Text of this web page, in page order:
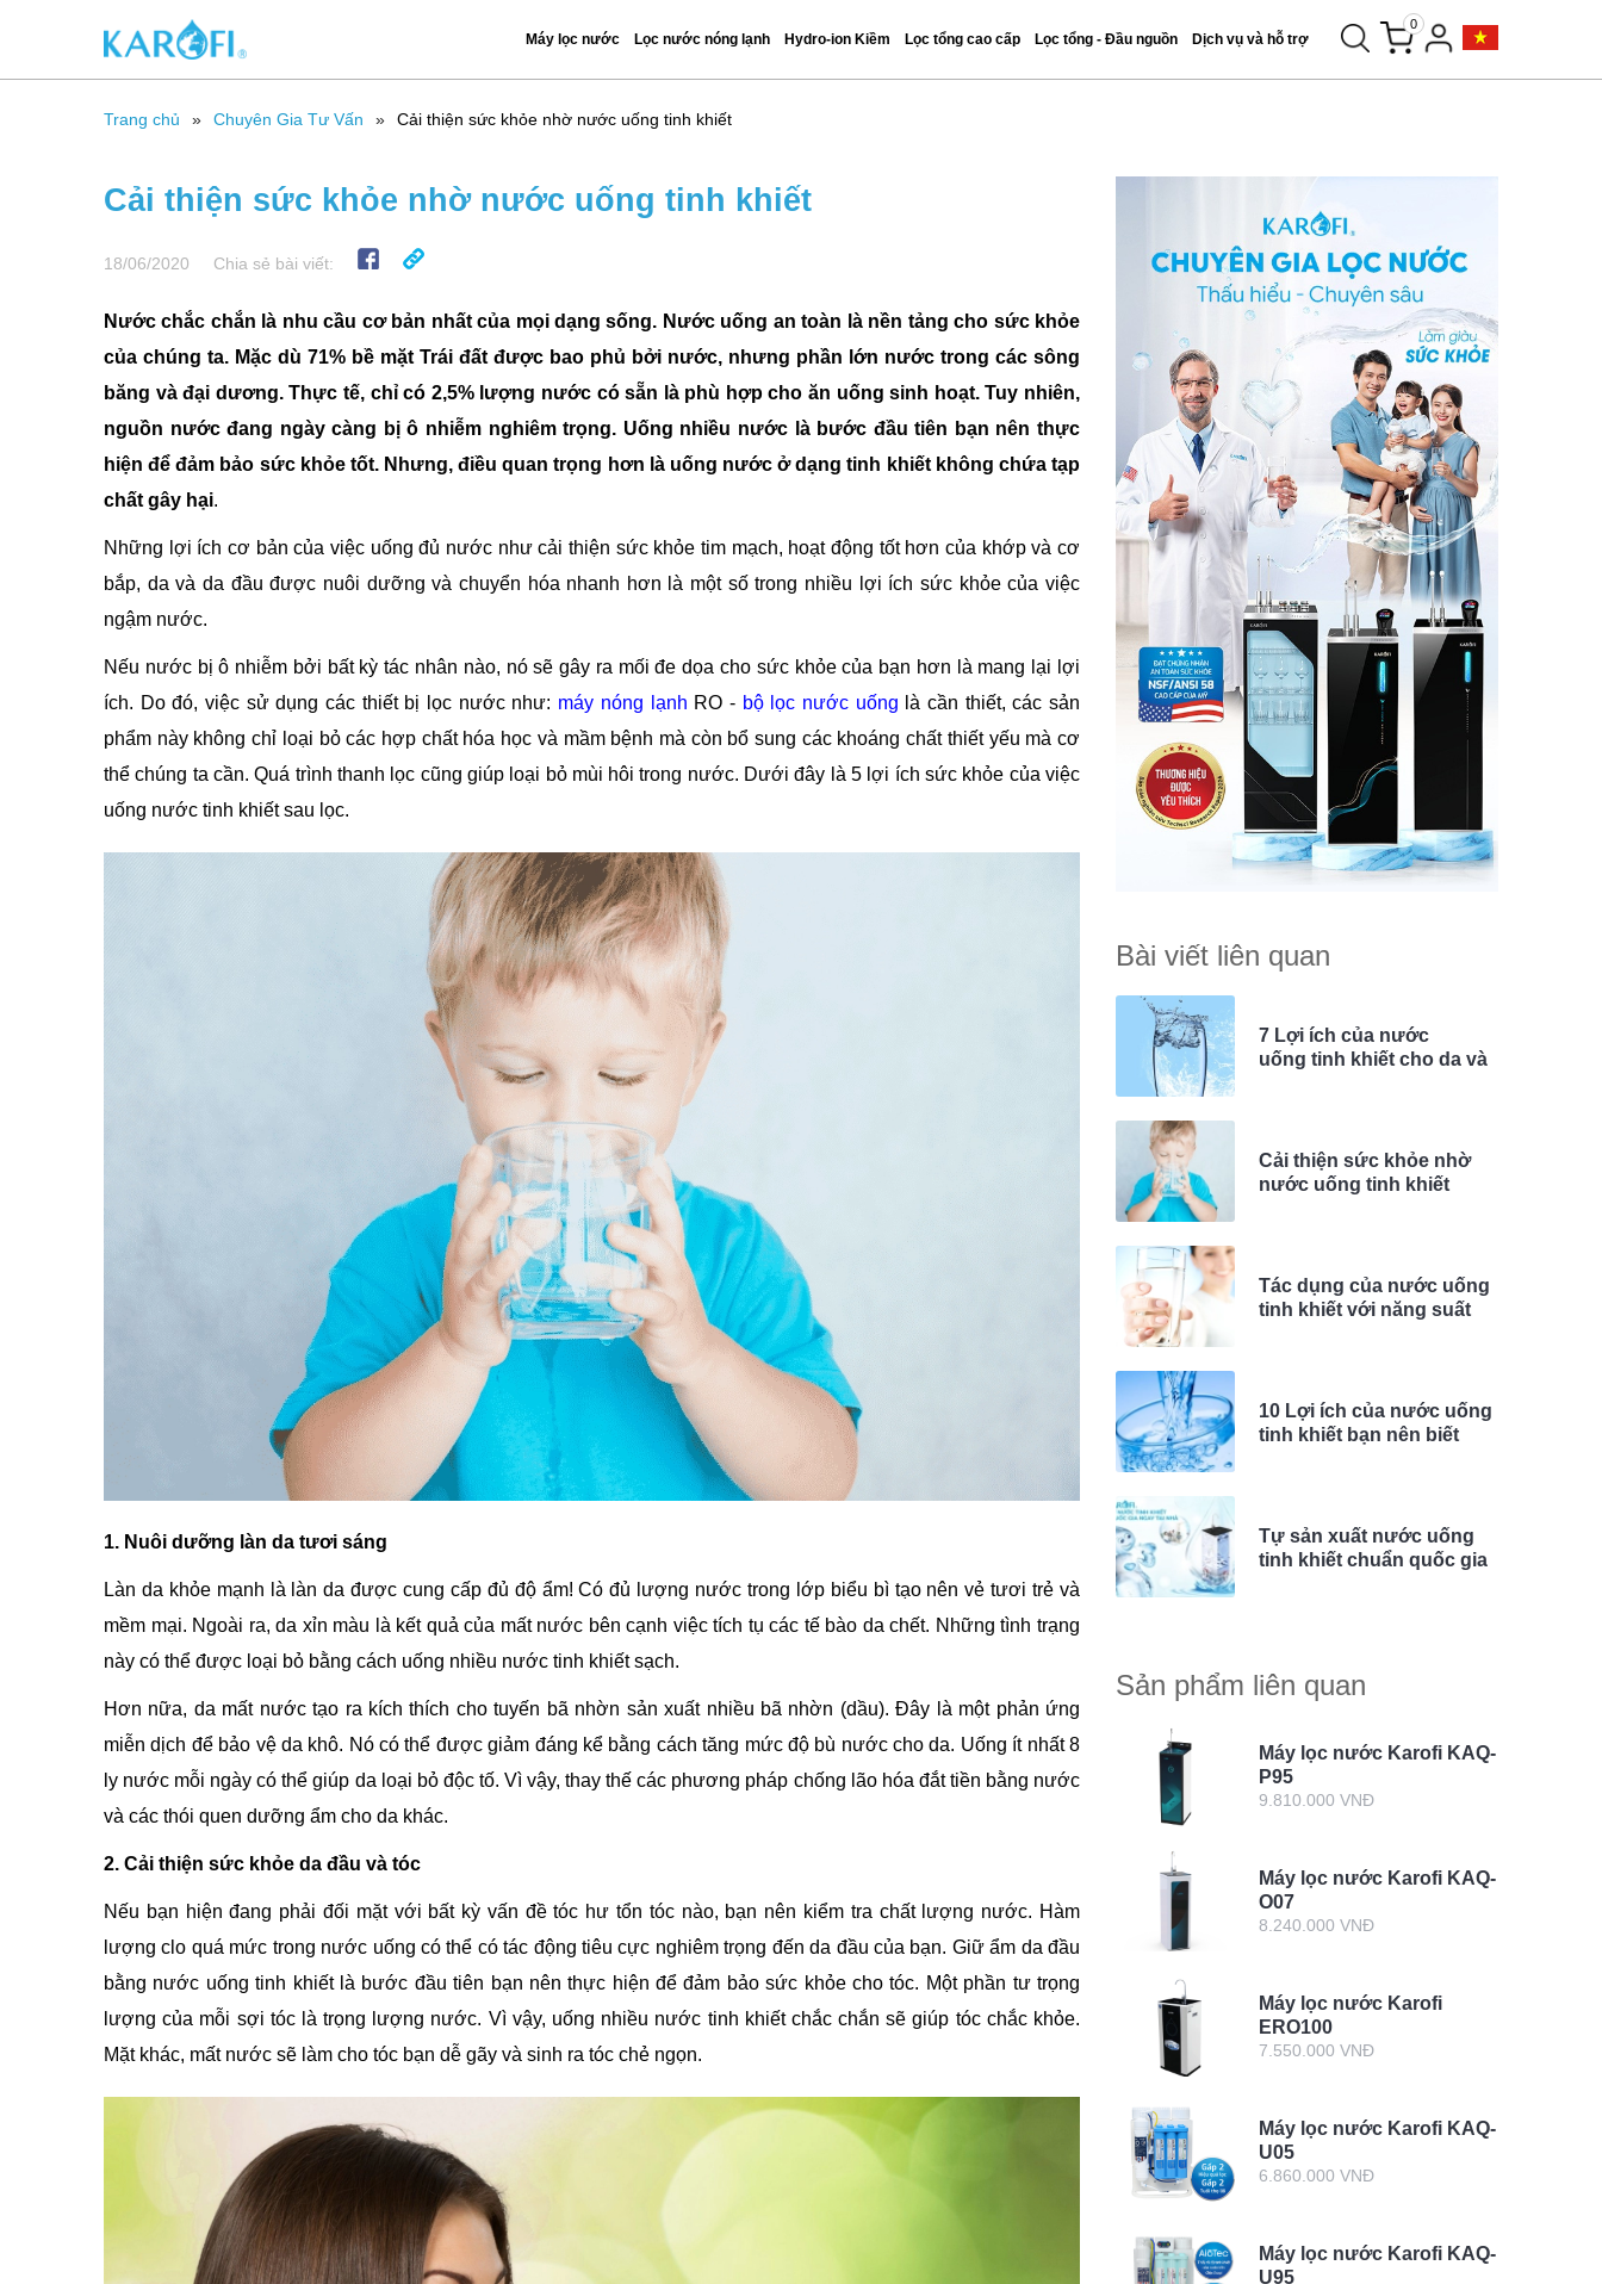
Máy lọc nước Lọc nước nóng lạnh Hydro-ion Kiềm Lọc tổng cao cấp Lọc tổng - Đầu nguồn Dịch vụ và hỗ trợ
0
Trang chủ Chuyên Gia Tư Vấn Cải thiện sức khỏe nhờ nước uống tinh khiết
Cải thiện sức khỏe nhờ nước uống tinh khiết
18/06/2020 Chia sẻ bài viết:
Nước chắc chắn là nhu cầu cơ bản nhất của mọi dạng sống. Nước uống an toàn là nền tảng cho sức khỏe
của chúng ta. Mặc dù 71% bề mặt Trái đất được bao phủ bởi nước, nhưng phần lớn nước trong các sông
băng và đại dương. Thực tế, chỉ có 2,5% lượng nước có sẵn là phù hợp cho ăn uống sinh hoạt. Tuy nhiên,
nguồn nước đang ngày càng bị ô nhiễm nghiêm trọng. Uống nhiều nước là bước đầu tiên bạn nên thực
hiện để đảm bảo sức khỏe tốt. Nhưng, điều quan trọng hơn là uống nước ở dạng tinh khiết không chứa tạp
chất gây hại.
Những lợi ích cơ bản của việc uống đủ nước như cải thiện sức khỏe tim mạch, hoạt động tốt hơn của khớp và cơ
bắp, da và da đầu được nuôi dưỡng và chuyển hóa nhanh hơn là một số trong nhiều lợi ích sức khỏe của việc
ngậm nước.
Nếu nước bị ô nhiễm bởi bất kỳ tác nhân nào, nó sẽ gây ra mối đe dọa cho sức khỏe của bạn hơn là mang lại lợi
ích. Do đó, việc sử dụng các thiết bị lọc nước như: máy nóng lạnh RO - bộ lọc nước uống là cần thiết, các sản
phẩm này không chỉ loại bỏ các hợp chất hóa học và mầm bệnh mà còn bổ sung các khoáng chất thiết yếu mà cơ
thể chúng ta cần. Quá trình thanh lọc cũng giúp loại bỏ mùi hôi trong nước. Dưới đây là 5 lợi ích sức khỏe của việc
uống nước tinh khiết sau lọc.
1. Nuôi dưỡng làn da tươi sáng
Làn da khỏe mạnh là làn da được cung cấp đủ độ ẩm! Có đủ lượng nước trong lớp biểu bì tạo nên vẻ tươi trẻ và
mềm mại. Ngoài ra, da xỉn màu là kết quả của mất nước bên cạnh việc tích tụ các tế bào da chết. Những tình trạng
này có thể được loại bỏ bằng cách uống nhiều nước tinh khiết sạch.
Hơn nữa, da mất nước tạo ra kích thích cho tuyến bã nhờn sản xuất nhiều bã nhờn (dầu). Đây là một phản ứng
miễn dịch để bảo vệ da khô. Nó có thể được giảm đáng kể bằng cách tăng mức độ bù nước cho da. Uống ít nhất 8
ly nước mỗi ngày có thể giúp da loại bỏ độc tố. Vì vậy, thay thế các phương pháp chống lão hóa đắt tiền bằng nước
và các thói quen dưỡng ẩm cho da khác.
2. Cải thiện sức khỏe da đầu và tóc
Nếu bạn hiện đang phải đối mặt với bất kỳ vấn đề tóc hư tổn tóc nào, bạn nên kiểm tra chất lượng nước. Hàm
lượng clo quá mức trong nước uống có thể có tác động tiêu cực nghiêm trọng đến da đầu của bạn. Giữ ẩm da đầu
bằng nước uống tinh khiết là bước đầu tiên bạn nên thực hiện để đảm bảo sức khỏe cho tóc. Một phần tư trọng
lượng của mỗi sợi tóc là trọng lượng nước. Vì vậy, uống nhiều nước tinh khiết chắc chắn sẽ giúp tóc chắc khỏe.
Mặt khác, mất nước sẽ làm cho tóc bạn dễ gãy và sinh ra tóc chẻ ngọn.
Bài viết liên quan
7 Lợi ích của nước
uống tinh khiết cho da và
Cải thiện sức khỏe nhờ
nước uống tinh khiết
Tác dụng của nước uống
tinh khiết với năng suất
10 Lợi ích của nước uống
tinh khiết bạn nên biết
Tự sản xuất nước uống
tinh khiết chuẩn quốc gia
Sản phẩm liên quan
Máy lọc nước Karofi KAQ-
P95
9.810.000 VNĐ
Máy lọc nước Karofi KAQ-
O07
8.240.000 VNĐ
Máy lọc nước Karofi
ERO100
7.550.000 VNĐ
Máy lọc nước Karofi KAQ-
U05
6.860.000 VNĐ
Máy lọc nước Karofi KAQ-
U95